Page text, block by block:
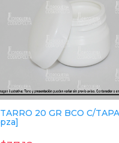
TARRO 20 GR BCO C/
pza]